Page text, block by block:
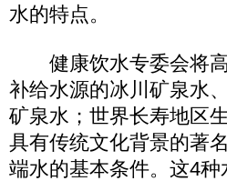
水的特点。
健康饮水专委会将高
补给水源的冰川矿泉水
矿泉水；世界长寿地区
具有传统文化背景的著
端水的基本条件。这4